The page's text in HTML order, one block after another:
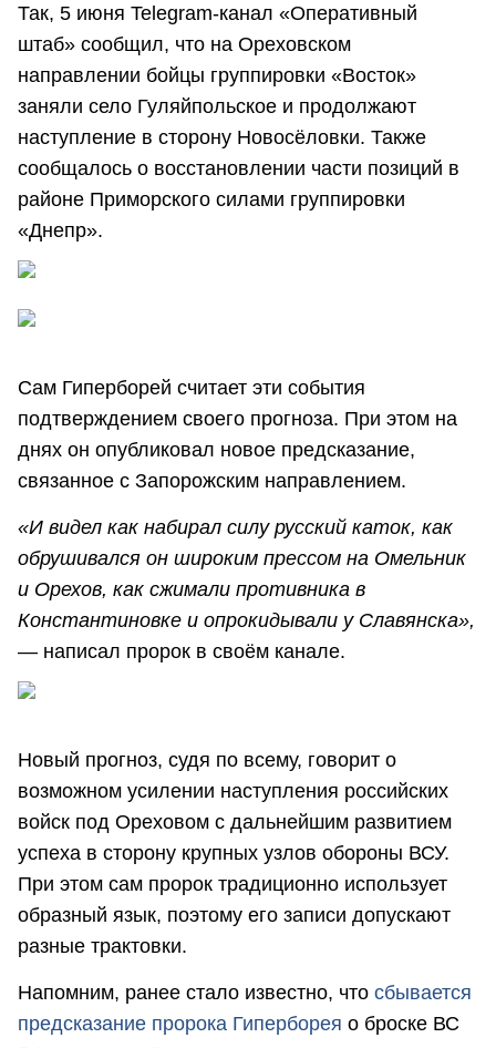
Так, 5 июня Telegram-канал «Оперативный
штаб» сообщил, что на Ореховском
направлении бойцы группировки «Восток»
заняли село Гуляйпольское и продолжают
наступление в сторону Новосёловки. Также
сообщалось о восстановлении части позиций в
районе Приморского силами группировки
«Днепр».
Сам Гиперборей считает эти события
подтверждением своего прогноза. При этом на
днях он опубликовал новое предсказание,
связанное с Запорожским направлением.
«И видел как набирал силу русский каток, как
обрушивался он широким прессом на Омельник
и Орехов, как сжимали противника в
Константиновке и опрокидывали у Славянска»,
— написал пророк в своём канале.
Новый прогноз, судя по всему, говорит о
возможном усилении наступления российских
войск под Ореховом с дальнейшим развитием
успеха в сторону крупных узлов обороны ВСУ.
При этом сам пророк традиционно использует
образный язык, поэтому его записи допускают
разные трактовки.
Напомним, ранее стало известно, что сбывается
предсказание пророка Гиперборея о броске ВС